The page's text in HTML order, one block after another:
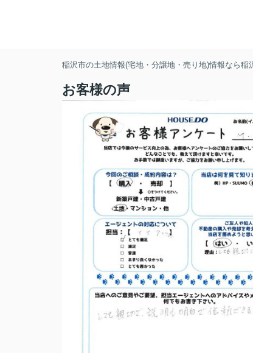
稲沢市の土地情報(宅地・分譲地・売り地)情報なら稲
お客様の声